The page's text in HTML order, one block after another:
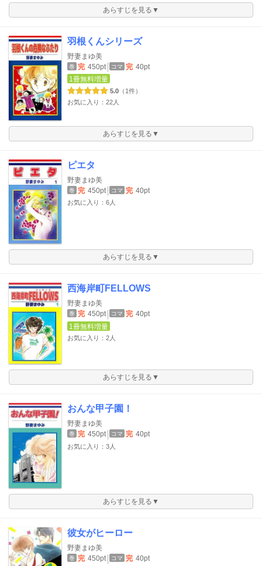
あらすじを見る▼
羽根くんシリーズ
野妻まゆ美
巻 完 450pt コマ 完 40pt
1冊無料増量
5.0 （1件）
お気に入り：22人
あらすじを見る▼
ピエタ
野妻まゆ美
巻 完 450pt コマ 完 40pt
お気に入り：6人
あらすじを見る▼
西海岸町FELLOWS
野妻まゆ美
巻 完 450pt コマ 完 40pt
1冊無料増量
お気に入り：2人
あらすじを見る▼
おんな甲子園！
野妻まゆ美
巻 完 450pt コマ 完 40pt
お気に入り：3人
あらすじを見る▼
彼女がヒーロー
野妻まゆ美
巻 完 450pt コマ 完 40pt